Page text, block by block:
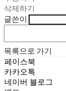
삭제하기
글쓴이
목록으로 가기
페이스북
카카오톡
네이버 블로그